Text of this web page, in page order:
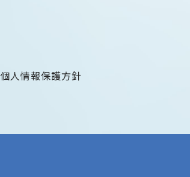
個人情報保護方針